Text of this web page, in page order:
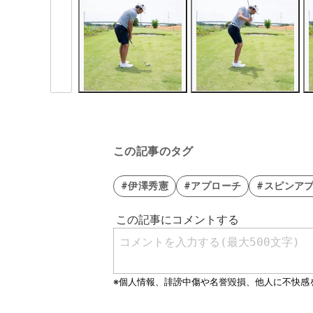
この記事のタグ
#伊澤秀憲 #アプローチ #スピンア